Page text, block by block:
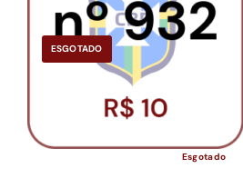
ESGOTADO
Esgotado